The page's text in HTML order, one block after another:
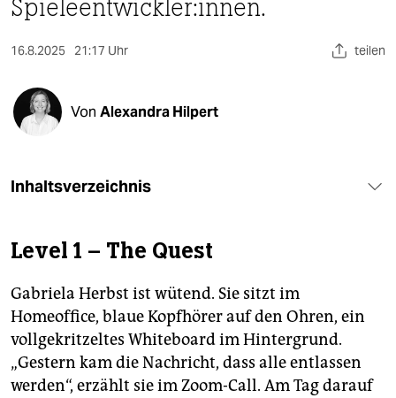
unterstützen
abo
genossenschaft
epaper login
Spieleentwickler:innen.
16.8.2025 21:17 Uhr teilen
Von Alexandra Hilpert
Inhaltsverzeichnis
Level 1 – The Quest
Gabriela Herbst ist wütend. Sie sitzt im
Homeoffice, blaue Kopfhörer auf den Ohren, ein
vollgekritzeltes Whiteboard im Hintergrund.
„Gestern kam die Nachricht, dass alle entlassen
werden“, erzählt sie im Zoom-Call. Am Tag darauf